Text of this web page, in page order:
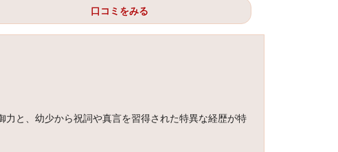
口コミをみる
と、幼少から祝詞や真言を習得された特異な経歴が特